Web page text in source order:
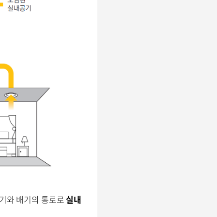
와 배기의 통로로 실내